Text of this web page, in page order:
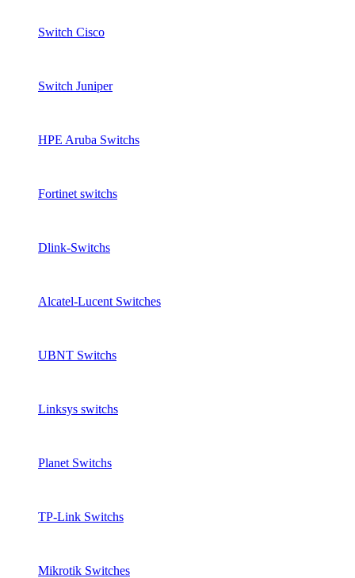
Switch Cisco
Switch Juniper
HPE Aruba Switchs
Fortinet switchs
Dlink-Switchs
Alcatel-Lucent Switches
UBNT Switchs
Linksys switchs
Planet Switchs
TP-Link Switchs
Mikrotik Switches